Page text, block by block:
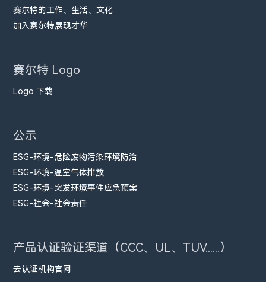
赛尔特的工作、生活、文化
加入赛尔特展现才华
赛尔特 Logo
Logo 下载
公示
ESG-环境-危险废物污染环境防治
ESG-环境-温室气体排放
ESG-环境-突发环境事件应急预案
ESG-社会-社会责任
产品认证验证渠道（CCC、UL、TUV......）
去认证机构官网